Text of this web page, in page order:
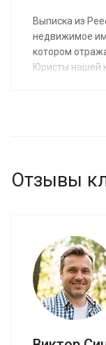
Выписка из
недвижимое
котором
Юристы нашей
Отзывы